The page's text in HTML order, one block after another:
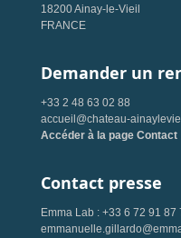
18200 Ainay-le-Vieil
FRANCE
Demander un
+33 2 48 63 02 88
accueil@chateau-
Accéder à la page
Contact presse
Emma Lab : +33 6 72 91 87